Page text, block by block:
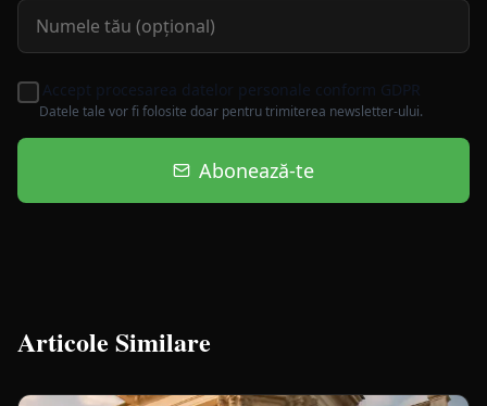
Accept procesarea datelor personale conform GDPR
Datele tale vor fi folosite doar pentru trimiterea newsletter-ului.
Abonează-te
Articole Similare